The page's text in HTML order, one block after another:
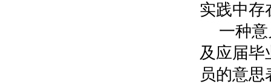
实践中存
一种
及应届毕
员的意